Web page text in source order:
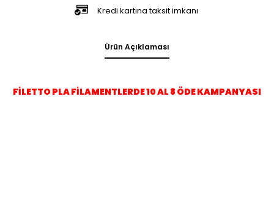
Kredi kartına taksit imkanı
Ürün Açıklaması
FİLETTO PLA FİLAMENTLERDE 10 AL 8 ÖDE KAMPANYASI